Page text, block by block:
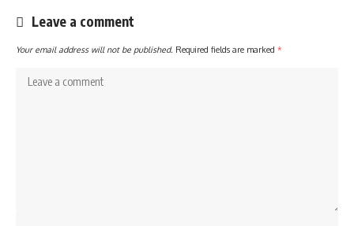
Leave a comment
Your email address will not be published. Required fields are marked *